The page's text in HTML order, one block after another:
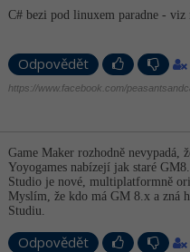
C# bezi pod linuxem paradne - viz
Odpovědět
https://www.facebook.com/
Game Maker rozhodně nevypadá,
Yoyogames nabízejí jak staré
Studio je nové, multiplatformně
Myslím, že kdo má GM 8.x a zná
Studiu.
Odpovědět